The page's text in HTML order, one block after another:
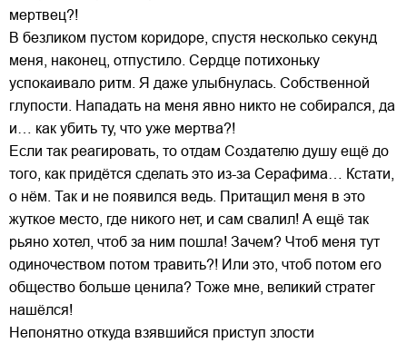
мертвец?!
В безликом пустом коридоре, спустя несколько секунд
меня, наконец, отпустило. Сердце потихоньку
успокаивало ритм. Я даже улыбнулась. Собственной
глупости. Нападать на меня явно никто не собирался, да
и… как убить ту, что уже мертва?!
Если так реагировать, то отдам Создателю душу ещё до
того, как придётся сделать это из-за Серафима… Кстати,
о нём. Так и не появился ведь. Притащил меня в это
жуткое место, где никого нет, и сам свалил! А ещё так
рьяно хотел, чтоб за ним пошла! Зачем? Чтоб меня тут
одиночеством потом травить?! Или это, чтоб потом его
общество больше ценила? Тоже мне, великий стратег
нашёлся!
Непонятно откуда взявшийся приступ злости